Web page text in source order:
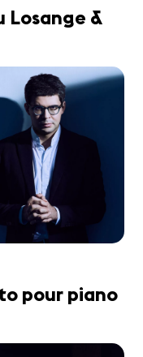
Losange &
pour piano